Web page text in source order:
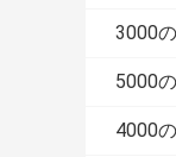
3000
5000
4000